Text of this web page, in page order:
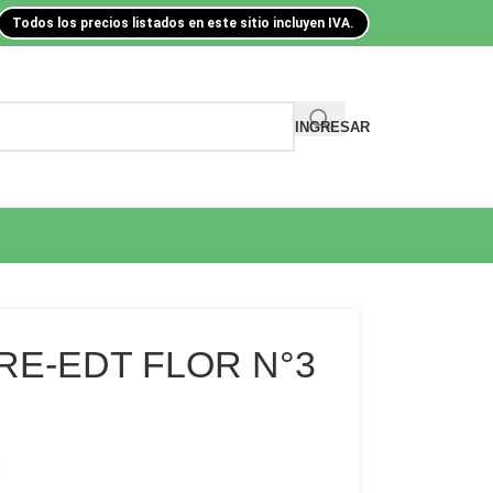
Todos los precios listados en este sitio incluyen IVA.
INGRESAR
EDT FLOR N°3